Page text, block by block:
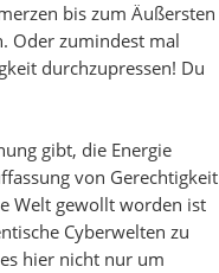
bis zum Äußersten
Oder zumindest mal
durchzupressen! Du
gibt, die Energie
von Gerechtigkeit
Welt gewollt worden ist
Cyberwelten zu
hier nicht nur um